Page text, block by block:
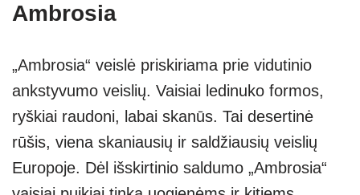
Ambrosia
„Ambrosia“ veislė priskiriama prie vidutinio
ankstyvumo veislių. Vaisiai ledinuko formos,
ryškiai raudoni, labai skanūs. Tai desertinė
rūšis, viena skaniausių ir saldžiausių veislių
Europoje. Dėl išskirtinio saldumo „Ambrosia“